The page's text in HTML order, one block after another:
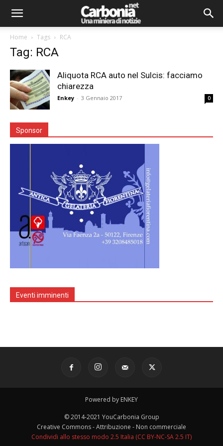
Home Tags RCA
Tag: RCA
Aliquota RCA auto nel Sulcis: facciamo
chiarezza
Enkey - 3 Gennaio 2017 0
Sponsor
Eventi imminenti
Powered by ENKEY
© 2014-2021 YouCarbonia Group
Creative Commons - Attribuzione - Non commerciale
Condividi allo stesso modo 2.5 Italia (CC BY-NC-SA 2.5 IT)